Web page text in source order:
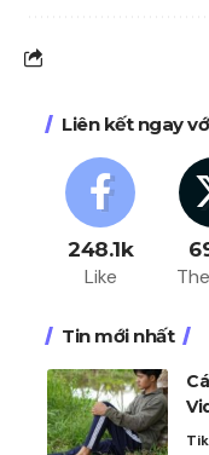
Liên kết ngay
248.1k
Like
Tin mới nhất